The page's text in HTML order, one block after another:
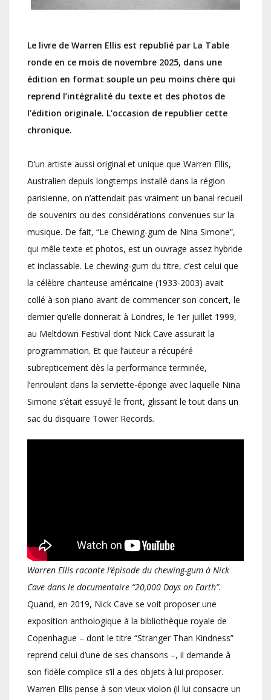
Le livre de Warren Ellis est republié par La Table
ronde en ce mois de novembre 2025, dans une
édition en format souple un peu moins chère qui
reprend l’intégralité du texte et des photos de
l’édition originale. L’occasion de republier cette
chronique.
D’un artiste aussi original et unique que Warren Ellis,
Australien depuis longtemps installé dans la région
parisienne, on n’attendait pas vraiment un banal recueil
de souvenirs ou des considérations convenues sur la
musique. De fait, “Le Chewing-gum de Nina Simone”,
qui mêle texte et photos, est un ouvrage assez hybride
et inclassable. Le chewing-gum du titre, c’est celui que
la célèbre chanteuse américaine (1933-2003) avait
collé à son piano avant de commencer son concert, le
dernier qu’elle donnerait à Londres, le 1er juillet 1999,
au Meltdown Festival dont Nick Cave assurait la
programmation. Et que l’auteur a récupéré
subrepticement dès la performance terminée,
l’enroulant dans la serviette-éponge avec laquelle Nina
Simone s’était essuyé le front, glissant le tout dans un
sac du disquaire Tower Records.
Warren Ellis raconte l’épisode du chewing-gum à Nick
Cave dans le documentaire “20,000 Days on Earth”.
Quand, en 2019, Nick Cave se voit proposer une
exposition anthologique à la bibliothèque royale de
Copenhague – dont le titre “Stranger Than Kindness”
reprend celui d’une de ses chansons –, il demande à
son fidèle complice s’il a des objets à lui proposer.
Warren Ellis pense à son vieux violon (il lui consacre un